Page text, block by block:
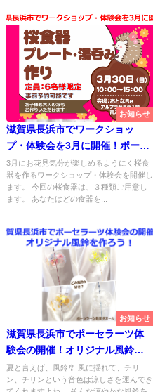
お知らせ
滋賀県長浜市でワークショッ
プ・体験会を3月に開催！ポーセ
ラーツで桜食器作り
3月にお花見気分が楽しめるようにく桜食
器を作るワークショップ・体験会を開催し
ます。 今回の桜食器は、３種類ご用意し
ます。 あなたはどの食器を...
お知らせ
滋賀県長浜市でポーセラーツ体
験会の開催！オリジナル風鈴を
作ろう！
夏と言えば、風鈴🎐 風に揺れて、チリ
ン、チリンという音色は涼しさを運んでき